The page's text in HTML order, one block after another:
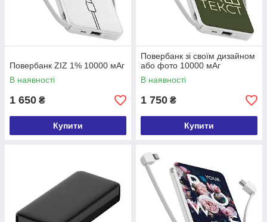
Повербанк ZIZ 1% 10000 мАг
В наявності
1 650 ₴
Купити
Повербанк зі своїм дизайном
або фото 10000 мАг
В наявності
1 750 ₴
Купити